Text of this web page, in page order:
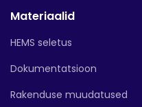
Materiaalid
HEMS seletus
Dokumentatsioon
Rakenduse muudatused